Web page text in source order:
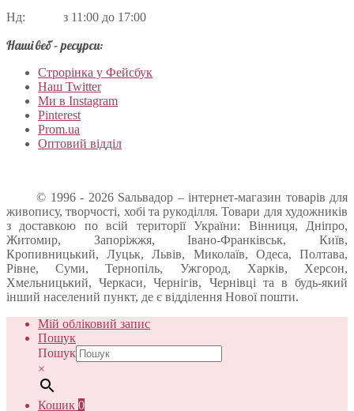
Нд: з 11:00 до 17:00
Наші веб – ресурси:
Строрінка у Фейсбук
Наш Twitter
Ми в Instagram
Pinterest
Prom.ua
Оптовий відділ
© 1996 - 2026 Sальвадор – інтернет-магазин товарів для
живопису, творчості, хобі та рукоділля. Товари для художників
з доставкою по всій території України: Вінниця, Дніпро,
Житомир, Запоріжжя, Івано-Франківськ, Київ,
Кропивницький, Луцьк, Львів, Миколаїв, Одеса, Полтава,
Рівне, Суми, Тернопіль, Ужгород, Харків, Херсон,
Хмельницький, Черкаси, Чернігів, Чернівці та в будь-який
інший населений пункт, де є відділення Нової пошти.
Мій обліковий запис
Пошук
Пошук
×
Кошик 0